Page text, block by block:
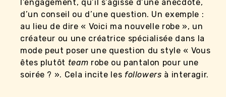
l’engagement, qu’il s’agisse d’une anecdote,
d’un conseil ou d’une question. Un exemple :
au lieu de dire « Voici ma nouvelle robe », un
créateur ou une créatrice spécialisée dans la
mode peut poser une question du style « Vous
êtes plutôt team robe ou pantalon pour une
soirée ? ». Cela incite les followers à interagir.